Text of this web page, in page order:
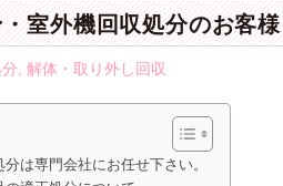
室外機回収処分のお客様
解体・取り外し回収
は専門会社にお任せ下さい。